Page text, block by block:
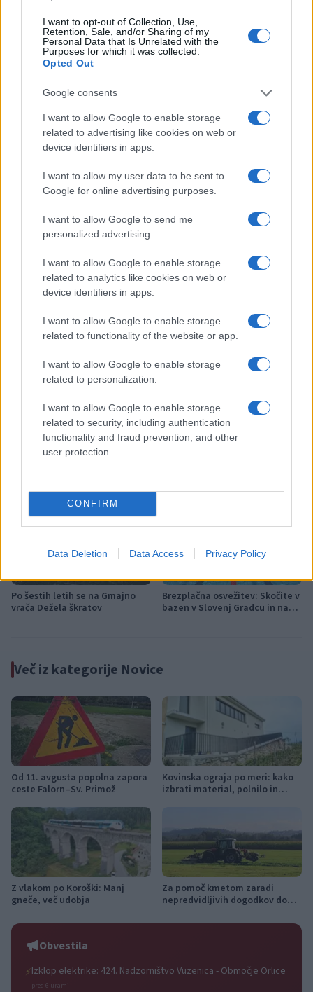
I want to opt-out of Collection, Use,
Retention, Sale, and/or Sharing of my
Personal Data that Is Unrelated with the
Purposes for which it was collected.
Opted Out
Google consents
I want to allow Google to enable storage
related to advertising like cookies on web or
device identifiers in apps.
I want to allow my user data to be sent to
Google for online advertising purposes.
I want to allow Google to send me
personalized advertising.
I want to allow Google to enable storage
related to analytics like cookies on web or
device identifiers in apps.
I want to allow Google to enable storage
related to functionality of the website or app.
I want to allow Google to enable storage
related to personalization.
I want to allow Google to enable storage
related to security, including authentication
functionality and fraud prevention, and other
user protection.
CONFIRM
Data Deletion Data Access Privacy Policy
Opozorilo:Po 297. členu Kazenskega zakonika je
posameznik kazensko odgovoren za javno spodbujanje
sovraštva, nasilja ali nestrpnosti. Komentarji z žaljivimi,
rasističnimi, diskriminatornimi ali nezakonitimi vsebinami bodo
Failed to fetch
Kategorije: Novice
Ključne besede: KD Slovenj Gradec
komedija
Več iz kraja Slovenj Gradec
izbrati material, polnilo in
Po šestih letih se na Gmajno
vrača Dežela škratov
Brezplačna osvežitev: Skočite v
bazen v Slovenj Gradcu in na
Več iz kategorije Novice
Od 11. avgusta popolna zapora
ceste Falorn–Sv. Primož
Kovinska ograja po meri: kako
izbrati material, polnilo in
Z vlakom po Koroški: Manj
gneče, več udobja
Za pomoč kmetom zaradi
nepredvidljivih dogodkov do
Obvestila
⚡Izklop elektrike: 424. Nadzorništvo Vuzenica - Območje Orlice
pred 6 urami